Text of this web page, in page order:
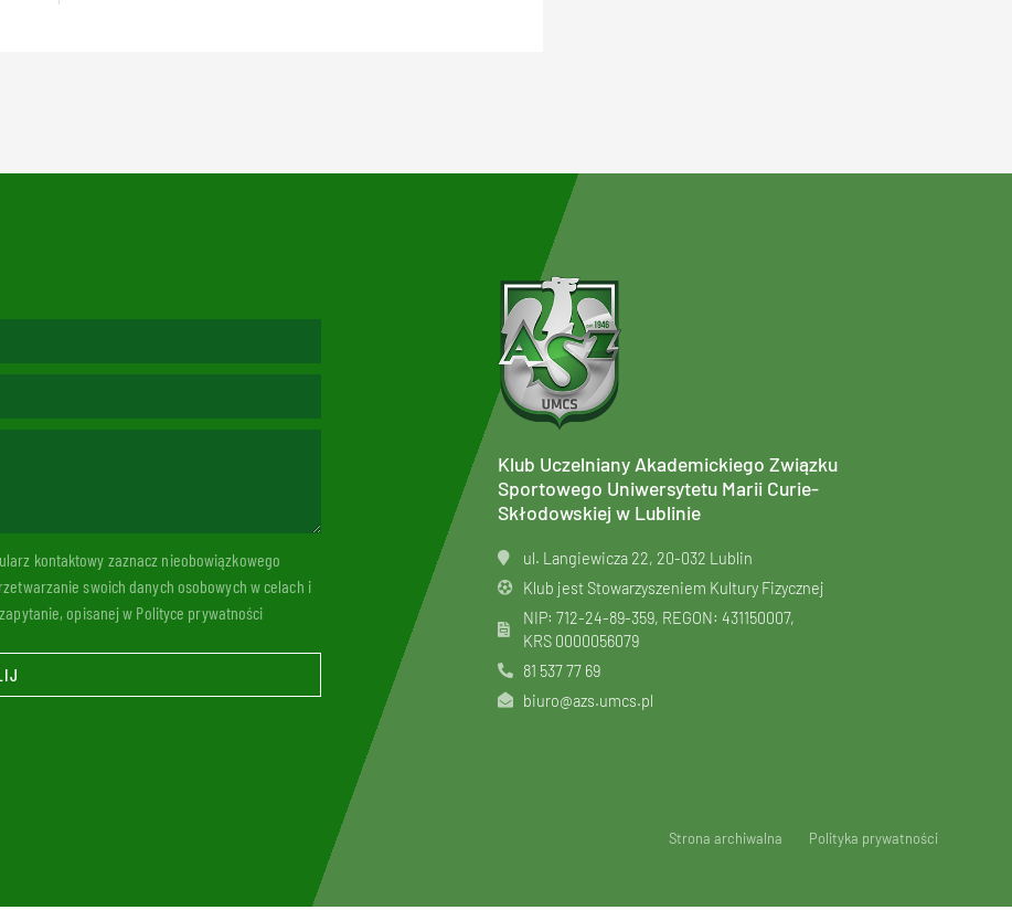
kontaktowy zaznacz nieobowiązkowego
swoich danych osobowych w celach i
opisanej w Polityce prywatności
Klub Uczelniany Akademickiego Związku
Sportowego Uniwersytetu Marii Curie-
Skłodowskiej w Lublinie
ul. Langiewicza 22, 20-032 Lublin
Klub jest Stowarzyszeniem Kultury Fizycznej
NIP: 712-24-89-359, REGON: 431150007,
KRS 0000056079
81 537 77 69
biuro@azs.umcs.pl
Strona archiwalna Polityka prywatności